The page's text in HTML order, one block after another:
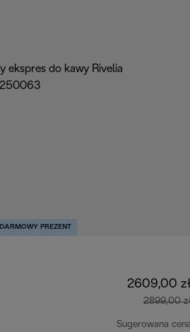
DARMOWY PREZENT
2609,00
2899,00
Sugerowana